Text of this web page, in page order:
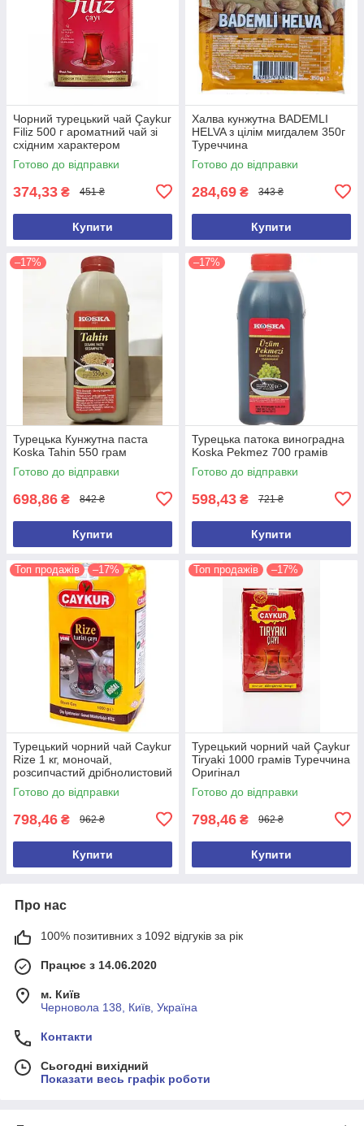
Чорний турецький чай Çaykur
Filiz 500 г ароматний чай зі
східним характером
Готово до відправки
374,33 ₴ 451 ₴
Купити
Халва кунжутна BADEMLI
HELVA з цілім мигдалем 350г
Туреччина
Готово до відправки
284,69 ₴ 343 ₴
Купити
–17%
Турецька Кунжутна паста
Koska Tahin 550 грам
Готово до відправки
698,86 ₴ 842 ₴
Купити
–17%
Турецька патока виноградна
Koska Pekmez 700 грамів
Готово до відправки
598,43 ₴ 721 ₴
Купити
Топ продажів –17%
Турецький чорний чай Caykur
Rize 1 кг, моночай,
розсипчастий дрібнолистовий
Готово до відправки
798,46 ₴ 962 ₴
Купити
Топ продажів –17%
Турецький чорний чай Çaykur
Tiryaki 1000 грамів Туреччина
Оригінал
Готово до відправки
798,46 ₴ 962 ₴
Купити
Про нас
100% позитивних з 1092 відгуків за рік
Працює з 14.06.2020
м. Київ
Черновола 138, Київ, Україна
Контакти
Сьогодні вихідний
Показати весь графік роботи